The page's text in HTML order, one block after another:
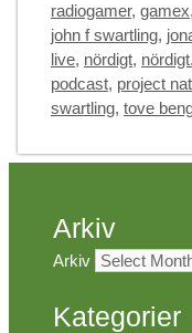
radiogamer, gamex,
john f swartling,
live, nördigt,
podcast, project
swartling, tove
Arkiv
Arkiv
Kategorier